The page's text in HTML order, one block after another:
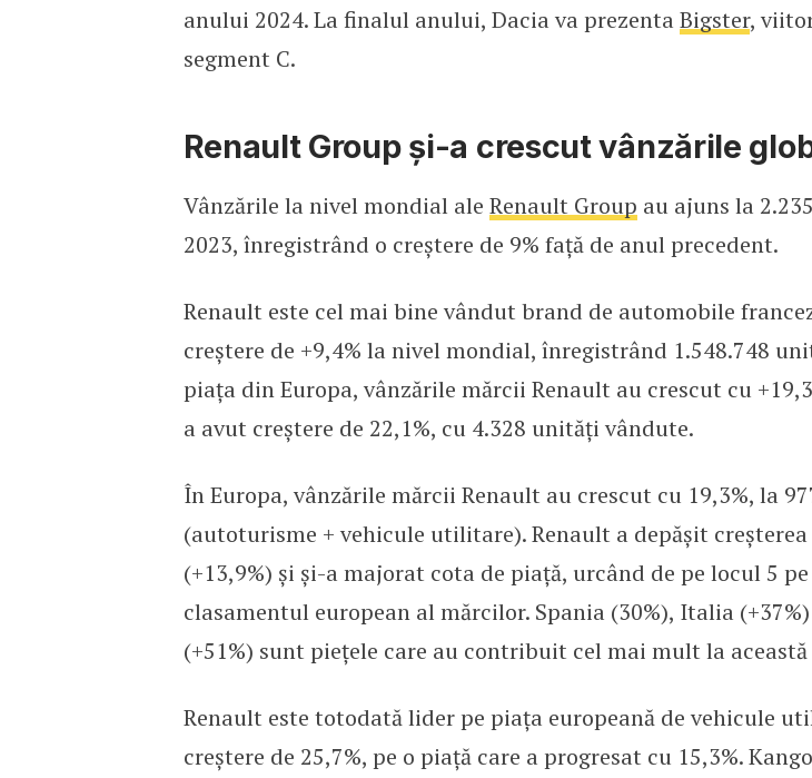
anului 2024. La finalul anului, Dacia va prezenta Bigster,
segment C.
Renault Group și-a crescut vânzările
Vânzările la nivel mondial ale Renault Group au ajuns la
2023, înregistrând o creștere de 9% față de anul precedent.
Renault este cel mai bine vândut brand de automobile
creștere de +9,4% la nivel mondial, înregistrând 1.548.748
piața din Europa, vânzările mărcii Renault au crescut cu
a avut creștere de 22,1%, cu 4.328 unități vândute.
În Europa, vânzările mărcii Renault au crescut cu 19,3%, la
(autoturisme + vehicule utilitare). Renault a depășit
(+13,9%) și și-a majorat cota de piață, urcând de pe locul 5
clasamentul european al mărcilor. Spania (30%), Italia
(+51%) sunt piețele care au contribuit cel mai mult la această
Renault este totodată lider pe piața europeană de vehicule
creștere de 25,7%, pe o piață care a progresat cu 15,3%.